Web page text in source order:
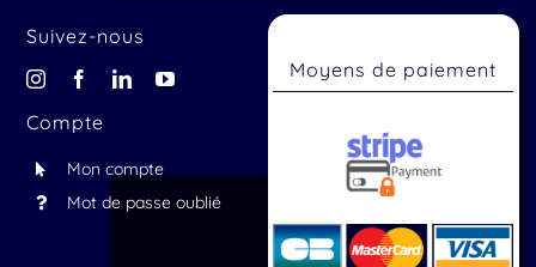
Suivez-nous
Compte
Mon compte
Mot de passe oublié
Moyens de paiement